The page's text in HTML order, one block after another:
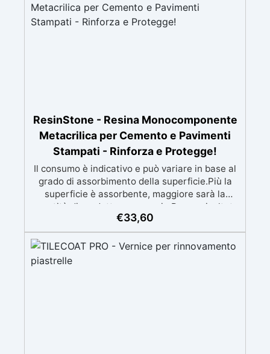
ResinStone - Resina Monocomponente
Metacrilica per Cemento e Pavimenti
Stampati - Rinforza e Protegge!
Il consumo è indicativo e può variare in base al
grado di assorbimento della superficie.Più la
superficie è assorbente, maggiore sarà la
quantità di prodotto necessaria.Per un risultato
ottimale, consigliamo di acquistare una
quantità sufficiente per l’applicazione di almeno
due mani. ✅ Resina metacrilica
monocomponente per consolidare e proteggere
€33,60